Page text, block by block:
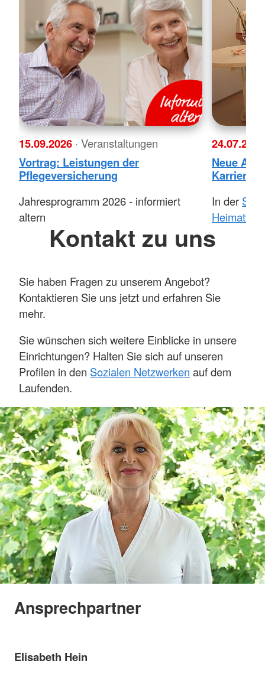
15.09.2026 · Veranstaltungen
Vortrag: Leistungen der
Pflegeversicherung
Jahresprogramm 2026 - informiert
altern
Neue
In der
Kontakt zu uns
Sie haben Fragen zu unserem Angebot?
Kontaktieren Sie uns jetzt und erfahren Sie
mehr.
Sie wünschen sich weitere Einblicke in unsere
Einrichtungen? Halten Sie sich auf unseren
Profilen in den Sozialen Netzwerken auf dem
Laufenden.
Ansprechpartner
Elisabeth Hein